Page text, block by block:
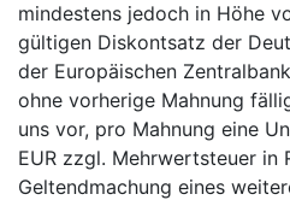
mindestens jedoch in Höhe
gültigen Diskontsatz der
der Europäischen
ohne vorherige Mahnung
uns vor, pro Mahnung eine
EUR zzgl. Mehrwertsteuer in
Geltendmachung eines